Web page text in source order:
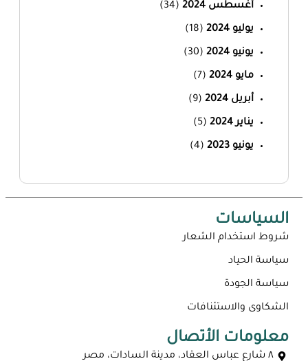
أغسطس 2024 (34)
يوليو 2024 (18)
يونيو 2024 (30)
مايو 2024 (7)
أبريل 2024 (9)
يناير 2024 (5)
يونيو 2023 (4)
السياسات
شروط استخدام الشعار
سياسة الحياد
سياسة الجودة
الشكاوى والاستئنافات
معلومات الأتصال
٨ شارع عباس العقاد، مدينة السادات، مصر